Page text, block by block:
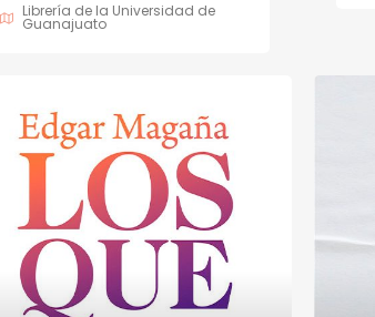
Librería de la Universidad de
Guanajuato